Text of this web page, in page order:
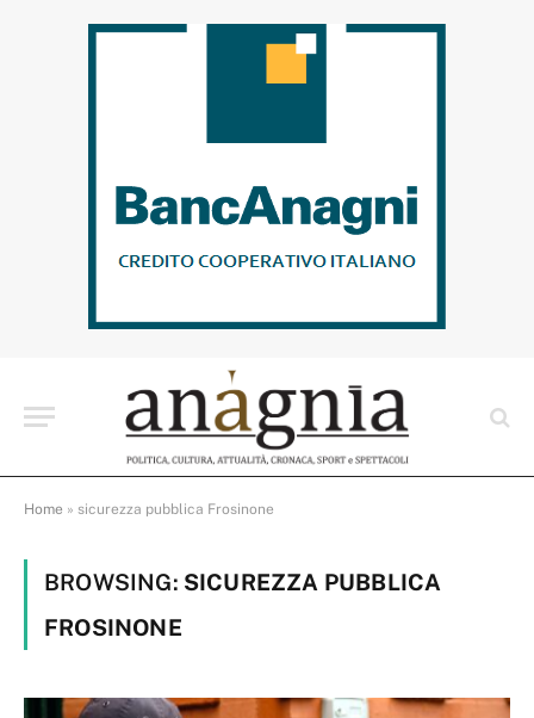
Home » sicurezza pubblica Frosinone
BROWSING: SICUREZZA PUBBLICA
FROSINONE